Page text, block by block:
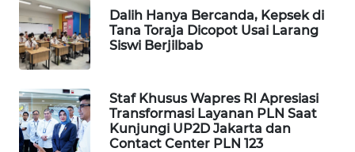
Dalih Hanya Bercanda, Kepsek di
Tana Toraja Dicopot Usai Larang
Siswi Berjilbab
Staf Khusus Wapres RI Apresiasi
Transformasi Layanan PLN Saat
Kunjungi UP2D Jakarta dan
Contact Center PLN 123
WAHANA
TV
WAHANANEWS
WAHANANEWS
CO ID